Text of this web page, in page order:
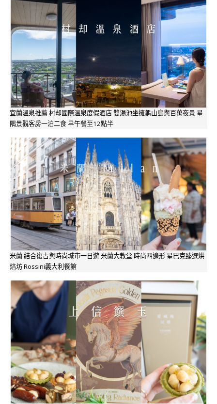
宜蘭溫泉推薦 村却國際溫泉度假酒店 雙湯池坐擁龜山島與百萬夜景 星
隅景觀客房一泊二食 早午餐至12點半
米蘭 結合復古與時尚城市一日遊 米蘭大教堂 時尚四邊形 星巴克臻選烘
焙坊 Rossini義大利餐館